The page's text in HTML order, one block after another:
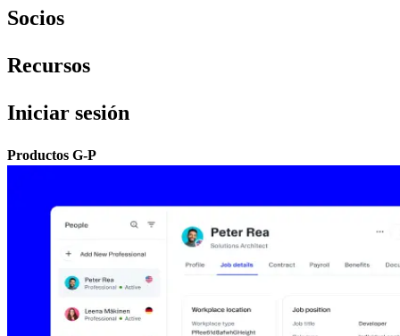
Socios​​
Recursos​​
Iniciar sesión​​
Productos G-P​​